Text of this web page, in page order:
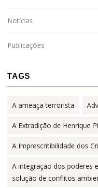
Notícias
Publicações
TAGS
A ameaça terrorista
A Extradição de Henrique
A Imprescritibilidade dos
A integração dos poderes
solução de conflitos